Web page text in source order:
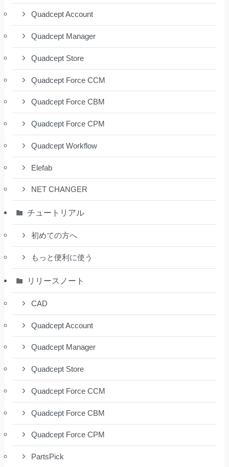
Quadcept Account
Quadcept Manager
Quadcept Store
Quadcept Force CCM
Quadcept Force CBM
Quadcept Force CPM
Quadcept Workflow
Elefab
NET CHANGER
チュートリアル
初めての方へ
もっと便利に使う
リリースノート
CAD
Quadcept Account
Quadcept Manager
Quadcept Store
Quadcept Force CCM
Quadcept Force CBM
Quadcept Force CPM
PartsPick